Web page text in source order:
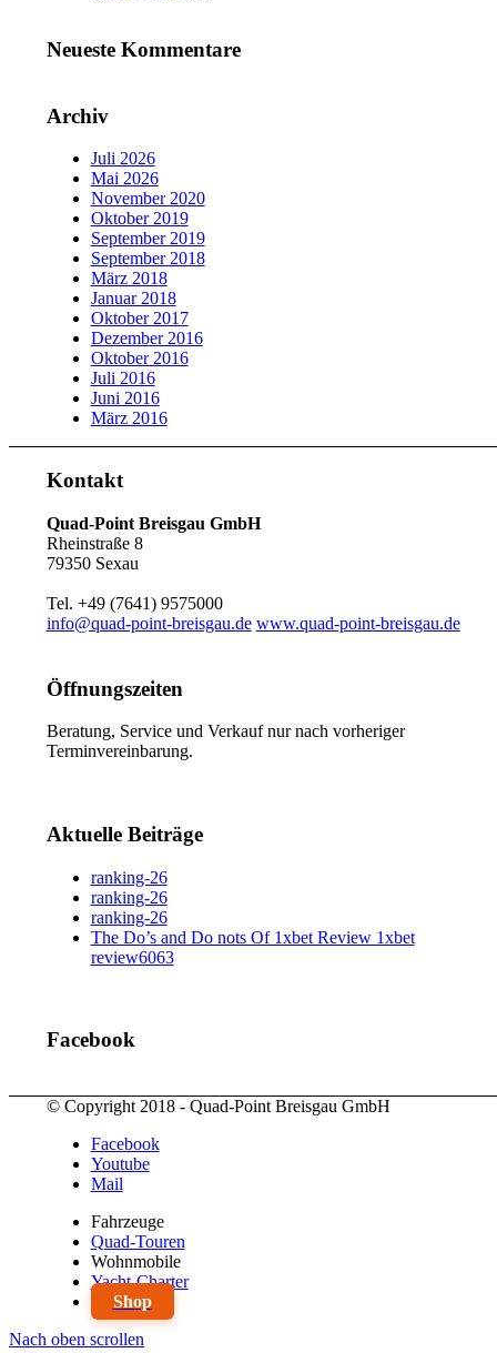
Neueste Kommentare
Archiv
Juli 2026
Mai 2026
November 2020
Oktober 2019
September 2019
September 2018
März 2018
Januar 2018
Oktober 2017
Dezember 2016
Oktober 2016
Juli 2016
Juni 2016
März 2016
Kontakt
Quad-Point Breisgau GmbH
Rheinstraße 8
79350 Sexau
Tel. +49 (7641) 9575000
info@quad-point-breisgau.de www.quad-point-breisgau.de
Öffnungszeiten
Beratung, Service und Verkauf nur nach vorheriger
Terminvereinbarung.
Aktuelle Beiträge
ranking-26
ranking-26
ranking-26
The Do’s and Do nots Of 1xbet Review 1xbet
review6063
Facebook
© Copyright 2018 - Quad-Point Breisgau GmbH
Facebook
Youtube
Mail
Fahrzeuge
Quad-Touren
Wohnmobile
Yacht-Charter
Shop
Nach oben scrollen